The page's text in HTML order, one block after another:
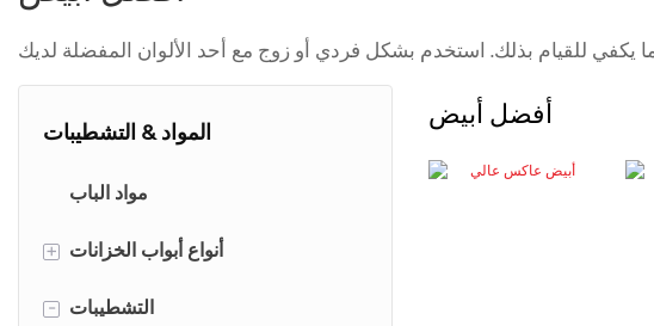
يكفي للقيام بذلك. استخدم بشكل فردي أو زوج مع أحد الألوان المفضلة لديك
المواد & التشطيبات
مواد الباب
+ أنواع أبواب الخزانات
لوحة راحة
-
التشطيبات
أفضل أبيض